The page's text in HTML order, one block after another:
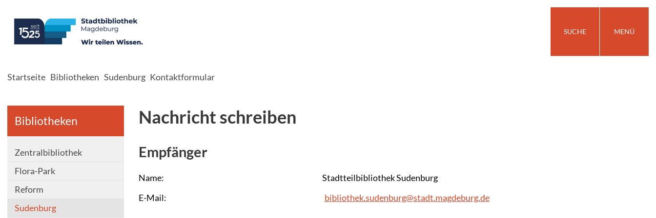
SUCHE MENÜ
Startseite Bibliotheken Sudenburg Kontaktformular
Bibliotheken
Zentralbibliothek
Flora-Park
Reform
Sudenburg
Nachricht schreiben
Empfänger
Name:
Stadtteilbibliothek Sudenburg
E-Mail:
bibliothek.sudenburg@stadt.magdeburg.de